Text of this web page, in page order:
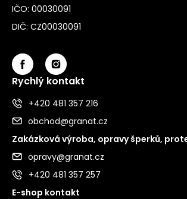
IČO: 00030091
DIČ: CZ00030091
Rychlý kontakt
+420 481 357 216
obchod@granat.cz
Zakázková výroba, opravy šperků,
opravy@granat.cz
+420 481 357 257
E-shop kontakt